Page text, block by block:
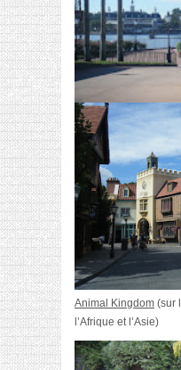
Animal Kingdom (sur
l’Afrique et l’Asie)